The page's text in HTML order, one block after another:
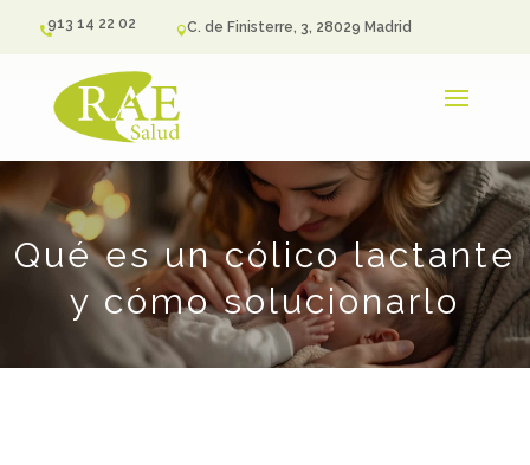
913 14 22 02 C. de Finisterre, 3, 28029 Madrid
Qué es un cólico lactante
y cómo solucionarlo